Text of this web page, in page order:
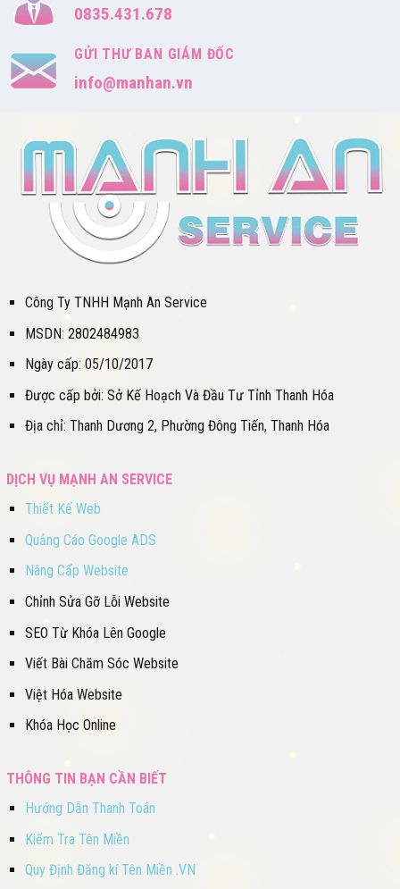
0835.431.678
GỬI THƯ BAN GIÁM ĐỐC
info@manhan.vn
Công Ty TNHH Mạnh An Service
MSDN: 2802484983
Ngày cấp: 05/10/2017
Được cấp bởi: Sở Kế Hoạch Và Đầu Tư Tỉnh Thanh Hóa
Địa chỉ: Thanh Dương 2, Phường Đông Tiến, Thanh Hóa
DỊCH VỤ MẠNH AN SERVICE
Thiết Kế Web
Quảng Cáo Google ADS
Nâng Cấp Website
Chỉnh Sửa Gỡ Lỗi Website
SEO Từ Khóa Lên Google
Viết Bài Chăm Sóc Website
Việt Hóa Website
Khóa Học Online
THÔNG TIN BẠN CẦN BIẾT
Hướng Dẫn Thanh Toán
Kiểm Tra Tên Miền
Quy Định Đăng kí Tên Miền .VN